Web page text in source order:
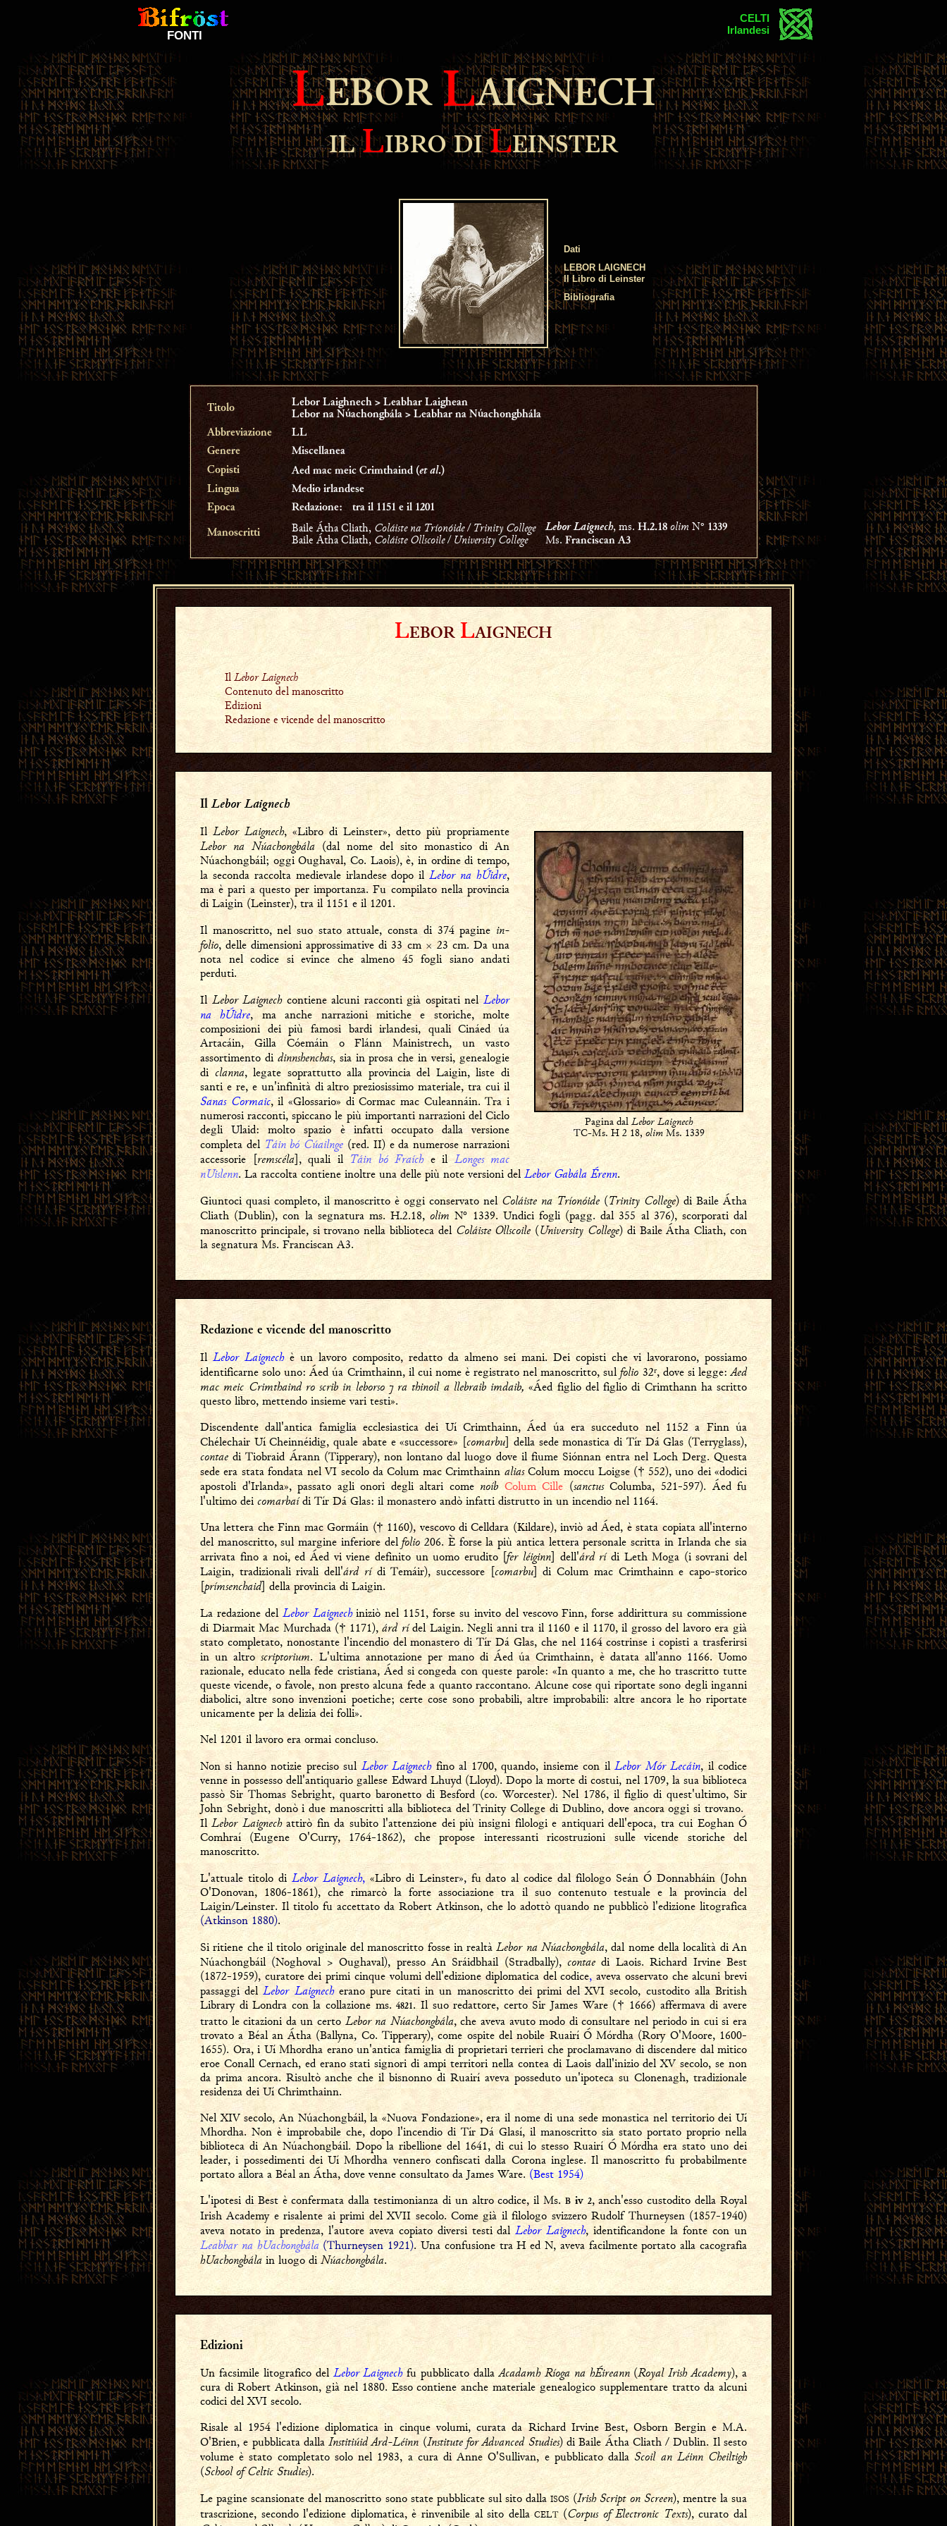
FONTI
CELTI
Irlandesi
LEBORLAIGNECH
ILLIBRO DILEINSTER
Dati
LEBOR LAIGNECH
Il Libro di Leinster
Bibliografia
Titolo
Lebor Laighnech > Leabhar Laighean
Lebor na Núachongbála > Leabhar na Núachongbhála
Abbreviazione
LL
Genere
Miscellanea
Copisti
Aed mac meic Crimthaind (et al.)
Lingua
Medio irlandese
Epoca
Redazione: tra il 1151 e il 1201
Manoscritti Baile Átha Cliath, Coláiste na Tríonóide / Trinity College
Baile Átha Cliath, Coláiste Ollscoile / University College
Lebor Laignech, ms. H.2.18 olimN° 1339
Ms.Franciscan A3
LEBORLAIGNECH
IlLebor Laignech
Contenuto del manoscritto
Edizioni
Redazione e vicende del manoscritto
IlLebor Laignech
Pagina dal Lebor Laignech
TC-Ms. H 2 18, olimMs. 1339
IlLebor Laignech, «Libro di Leinster», detto più propriamente
Lebor na Núachongbála (dal nome del sito monastico di An
Núachongbáil; oggi Oughaval, Co. Laois), è, in ordine di tempo,
la seconda raccolta medievale irlandese dopo ilLebor na hÚidre,
ma è pari a questo per importanza. Fu compilato nella provincia
di Laigin (Leinster), tra il 1151 e il 1201.
Il manoscritto, nel suo stato attuale, consta di 374 paginein-
folio, delle dimensioni approssimative di 33 cm × 23 cm. Da una
nota nel codice si evince che almeno 45 fogli siano andati
perduti.
IlLebor Laignechcontiene alcuni racconti già ospitati nelLebor
na hÚidre, ma anche narrazioni mitiche e storiche, molte
composizioni dei più famosi bardi irlandesi, quali Cináed úa
Artacáin, Gilla Cóemáin o Flánn Mainistrech, un vasto
assortimento didinnshenchas, sia in prosa che in versi, genealogie
di clanna, legate soprattutto alla provincia del Laigin, liste di
santi e re, e un'infinità di altro preziosissimo materiale, tra cui il
Sanas Cormaic, il «Glossario» di Cormac mac Culeannáin. Tra i
numerosi racconti, spiccano le più importanti narrazioni del Ciclo
degli Ulaid: molto spazio è infatti occupato dalla versione
completa del Táin bó Cúailnge (red. II) e da numerose narrazioni
accessorie [remscéla], quali il Táin bó Fraíche ilLonges mac
nUislenn. La raccolta contiene inoltre una delle più note versioni del Lebor Gabála Érenn.
Giuntoci quasi completo, il manoscritto è oggi conservato nel Coláiste na Tríonóide (Trinity College) di Baile Átha
Cliath (Dublin), con la segnatura ms. H.2.18,olimN° 1339. Undici fogli (pagg. dal 355 al 376), scorporati dal
manoscritto principale, si trovano nella biblioteca delColáiste Ollscoile (University College) di Baile Átha Cliath, con
la segnatura Ms. Franciscan A3.
Redazione e vicende del manoscritto
IlLebor Laignech è un lavoro composito, redatto da almeno sei mani. Dei copisti che vi lavorarono, possiamo
identificarne solo uno: Áed úa Crimthainn, il cui nome è registrato nel manoscritto, sulfolio 32, dove si legge:Aed
mac meic Crimthaind ro scrib in leborso ⁊ ra thinoil a llebraib imdaib,«Áed figlio del figlio di Crimthann ha scritto
questo libro, mettendo insieme vari testi».
Discendente dall'antica famiglia ecclesiastica dei Uí Crimthainn, Áed úa era succeduto nel 1152 a Finn úa
Chélechair Uí Cheinnéidig, quale abate e «successore» [comarbu] della sede monastica di Tír Dá Glas (Terryglass),
contaedi Tiobraid Árann (Tipperary), non lontano dal luogo dove il fiume Siónnan entra nel Loch Derg. Questa
sede era stata fondata nel VI secolo da Colum mac CrimthainnaliasColum moccu Loigse († 552), uno dei «dodici
apostoli d'Irlanda», passato agli onori degli altari come noíb Colum Cille(sanctusColumba, 521-597). Áed fu
l'ultimo dei comarbaídi Tír Dá Glas: il monastero andò infatti distrutto in un incendio nel 1164.
Una lettera che Finn mac Gormáin († 1160), vescovo di Celldara (Kildare), inviò ad Áed, è stata copiata all'interno
del manoscritto, sul margine inferiore delfolio 206. È forse la più antica lettera personale scritta in Irlanda che sia
arrivata fino a noi, ed Áed vi viene definito un uomo erudito [fer léiginn] dell'árd rídi Leth Moga (i sovrani del
Laigin, tradizionali rivali dell'árd rídi Temáir), successore [comarbu] di Colum mac Crimthainn e capo-storico
[prímsenchaid] della provincia di Laigin.
La redazione del Lebor Laignech iniziò nel 1151, forse su invito del vescovo Finn, forse addirittura su commissione
di Diarmait Mac Murchada († 1171),árd rídel Laigin. Negli anni tra il 1160 e il 1170, il grosso del lavoro era già
stato completato, nonostante l'incendio del monastero di Tír Dá Glas, che nel 1164 costrinse i copisti a trasferirsi
in un altroscriptorium. L'ultima annotazione per mano di Áed úa Crimthainn, è datata all'anno 1166. Uomo
razionale, educato nella fede cristiana, Áed si congeda con queste parole: «In quanto a me, che ho trascritto tutte
queste vicende, o favole, non presto alcuna fede a quanto raccontano. Alcune cose qui riportate sono degli inganni
diabolici, altre sono invenzioni poetiche; certe cose sono probabili, altre improbabili: altre ancora le ho riportate
unicamente per la delizia dei folli».
Nel 1201 il lavoro era ormai concluso.
Non si hanno notizie preciso sul Lebor Laignech fino al 1700, quando, insieme con ilLebor Mór Lecáin, il codice
venne in possesso dell'antiquario gallese Edward Lhuyd (Lloyd). Dopo la morte di costui, nel 1709, la sua biblioteca
passò Sir Thomas Sebright, quarto baronetto di Besford (co. Worcester). Nel 1786, il figlio di quest'ultimo, Sir
John Sebright, donò i due manoscritti alla biblioteca del Trinity College di Dublino, dove ancora oggi si trovano.
IlLebor Laignechattirò fin da subito l'attenzione dei più insigni filologi e antiquari dell'epoca, tra cui Eoghan Ó
Comhraí (Eugene O'Curry, 1764-1862), che propose interessanti ricostruzioni sulle vicende storiche del
manoscritto.
L'attuale titolo di Lebor Laignech,«Libro di Leinster», fu dato al codice dal filologo Seán Ó Donnabháin (John
O'Donovan, 1806-1861), che rimarcò la forte associazione tra il suo contenuto testuale e la provincia del
Laigin/Leinster. Il titolo fu accettato da Robert Atkinson, che lo adottò quando ne pubblicò l'edizione litografica
(Atkinson 1880).
Si ritiene che il titolo originale del manoscritto fosse in realtàLebor na Núachongbála, dal nome della località di An
Núachongbáil (Noghoval > Oughaval), presso An Sráidbhail (Stradbally),contae di Laois. Richard Irvine Best
(1872-1959), curatore dei primi cinque volumi dell'edizione diplomatica del codice,aveva osservato che alcuni brevi
passaggi delLebor Laignech erano pure citati in un manoscritto dei primi del XVI secolo, custodito alla British
Library di Londra con la collazione ms.4821. Il suo redattore, certo Sir James Ware († 1666) affermava di avere
tratto le citazioni da un certo Lebor na Núachongbála, che aveva avuto modo di consultare nel periodo in cui si era
trovato a Béal an Átha (Ballyna, Co. Tipperary), come ospite del nobile Ruairí Ó Mórdha (Rory O'Moore, 1600-
1655). Ora, i Uí Mhordha erano un'antica famiglia di proprietari terrieri che proclamavano di discendere dal mitico
eroe Conall Cernach, ed erano stati signori di ampi territori nella contea di Laois dall'inizio del XV secolo, se non
da prima ancora. Risultò anche che il bisnonno di Ruairí aveva posseduto un'ipoteca su Clonenagh, tradizionale
residenza dei Uí Chrimthainn.
Nel XIV secolo, An Núachongbáil, la «Nuova Fondazione», era il nome di una sede monastica nel territorio dei Uí
Mhordha. Non è improbabile che, dopo l'incendio di Tír Dá Glasí, il manoscritto sia stato portato proprio nella
biblioteca di An Núachongbáil. Dopo la ribellione del 1641, di cui lo stesso Ruairí Ó Mórdha era stato uno dei
leader, i possedimenti dei Uí Mhordha vennero confiscati dalla Corona inglese. Il manoscritto fu probabilmente
portato allora a Béal an Átha, dove venne consultato da James Ware. (Best 1954)
L'ipotesi di Best è confermata dalla testimonianza di un altro codice, il Ms. Biv 2, anch'esso custodito della Royal
Irish Academy e risalente ai primi del XVII secolo. Come già il filologo svizzero Rudolf Thurneysen (1857-1940)
aveva notato in predenza, l'autore aveva copiato diversi testi dalLebor Laignech, identificandone la fonte con un
Leabhar na hUachongbála (Thurneysen 1921). Una confusione tra H ed N, aveva facilmente portato alla cacografia
hUachongbála in luogo diNúachongbála.
Edizioni
Un facsimile litografico del Lebor Laignech fu pubblicato dallaAcadamh Ríoga na hÉireann(Royal Irish Academy), a
cura di Robert Atkinson, già nel 1880. Esso contiene anche materiale genealogico supplementare tratto da alcuni
codici del XVI secolo.
Risale al 1954 l'edizione diplomatica in cinque volumi, curata da Richard Irvine Best, Osborn Bergin e M.A.
O'Brien, e pubblicata dallaInstitiúid Ard-Léinn (Institute for Advanced Studies) di Baile Átha Cliath / Dublin. Il sesto
volume è stato completato solo nel 1983, a cura di Anne O'Sullivan, e pubblicato dalla Scoil an Léinn Cheiltigh
(School of Celtic Studies).
Le pagine scansionate del manoscritto sono state pubblicate sul sito dallaISOS (Irish Script on Screen), mentre la sua
trascrizione, secondo l'edizione diplomatica, è rinvenibile al sito dellaCELT(Corpus of Electronic Texts), curato dal